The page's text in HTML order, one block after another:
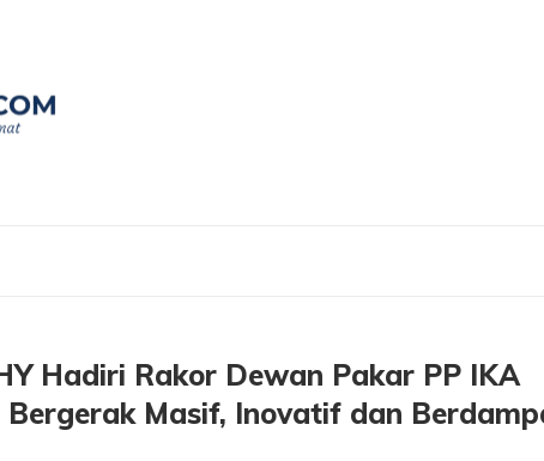
Hadiri Rakor Dewan Pakar PP IKA
Bergerak Masif, Inovatif dan